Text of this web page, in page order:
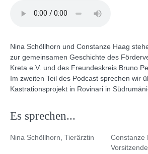
Nina Schöllhorn und Constanze Haag
zur gemeinsamen Geschichte des
Kreta e.V. und des Freundeskreis Bruno
Im zweiten Teil des Podcast sprechen wir
Kastrationsprojekt in Rovinari in
Es sprechen...
Nina Schöllhorn, Tierärztin
Constanze